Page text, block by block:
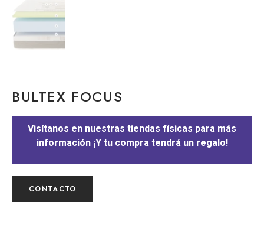
BULTEX FOCUS
Visítanos en nuestras tiendas físicas para más
información ¡Y tu compra tendrá un regalo!
CONTACTO